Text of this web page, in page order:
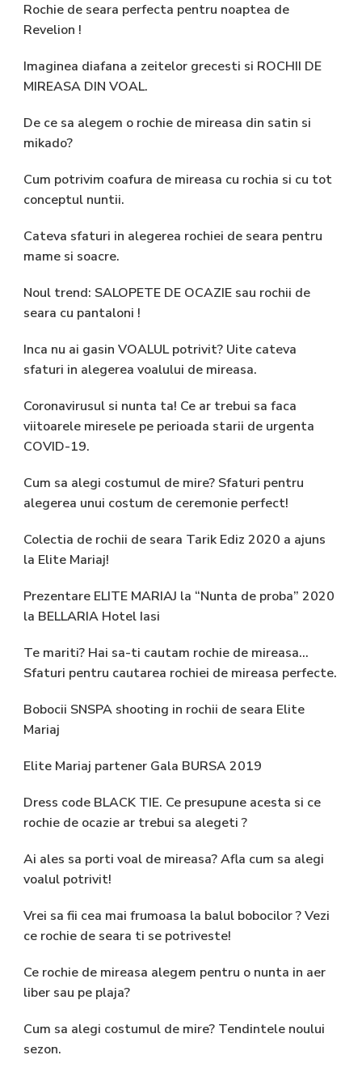
Rochie de seara perfecta pentru noaptea de
Revelion !
Imaginea diafana a zeitelor grecesti si ROCHII DE
MIREASA DIN VOAL.
De ce sa alegem o rochie de mireasa din satin si
mikado?
Cum potrivim coafura de mireasa cu rochia si cu tot
conceptul nuntii.
Cateva sfaturi in alegerea rochiei de seara pentru
mame si soacre.
Noul trend: SALOPETE DE OCAZIE sau rochii de
seara cu pantaloni !
Inca nu ai gasin VOALUL potrivit? Uite cateva
sfaturi in alegerea voalului de mireasa.
Coronavirusul si nunta ta! Ce ar trebui sa faca
viitoarele miresele pe perioada starii de urgenta
COVID-19.
Cum sa alegi costumul de mire? Sfaturi pentru
alegerea unui costum de ceremonie perfect!
Colectia de rochii de seara Tarik Ediz 2020 a ajuns
la Elite Mariaj!
Prezentare ELITE MARIAJ la “Nunta de proba” 2020
la BELLARIA Hotel Iasi
Te mariti? Hai sa-ti cautam rochie de mireasa…
Sfaturi pentru cautarea rochiei de mireasa perfecte.
Bobocii SNSPA shooting in rochii de seara Elite
Mariaj
Elite Mariaj partener Gala BURSA 2019
Dress code BLACK TIE. Ce presupune acesta si ce
rochie de ocazie ar trebui sa alegeti ?
Ai ales sa porti voal de mireasa? Afla cum sa alegi
voalul potrivit!
Vrei sa fii cea mai frumoasa la balul bobocilor ? Vezi
ce rochie de seara ti se potriveste!
Ce rochie de mireasa alegem pentru o nunta in aer
liber sau pe plaja?
Cum sa alegi costumul de mire? Tendintele noului
sezon.